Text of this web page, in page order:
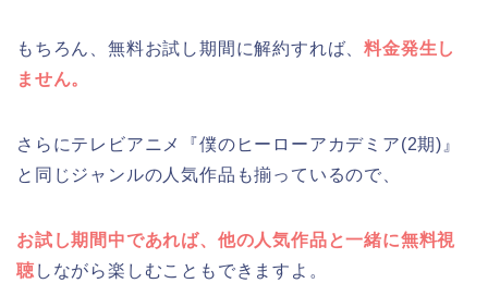
もちろん、無料お試し期間に解約すれば、料金発生し
ません。
さらにテレビアニメ『僕のヒーローアカデミア(2期)』
と同じジャンルの人気作品も揃っているので、
お試し期間中であれば、他の人気作品と一緒に無料視
聴 しながら楽しむこともできますよ。